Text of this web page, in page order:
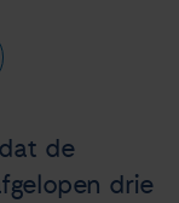
de
drie